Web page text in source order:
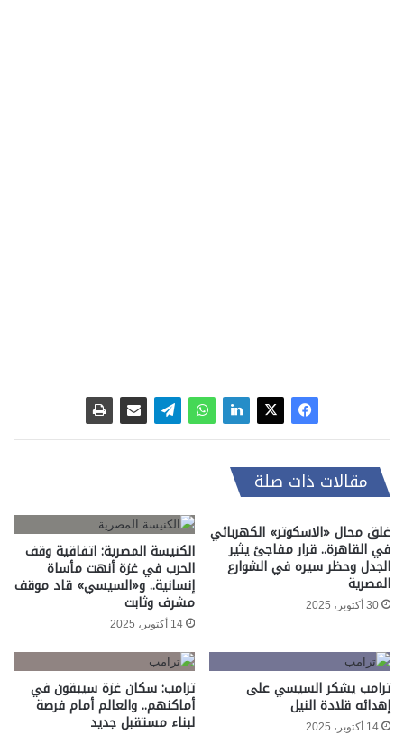
مقالات ذات صلة
غلق محال «الاسكوتر» الكهربائي
في القاهرة.. قرار مفاجئ يثير
الجدل وحظر سيره في الشوارع
المصرية
30 أكتوبر، 2025
الكنيسة المصرية: اتفاقية وقف
الحرب في غزة أنهت مأساة
إنسانية.. و«السيسي» قاد موقف
مشرف وثابت
14 أكتوبر، 2025
ترامب يشكر السيسي على
إهدائه قلادة النيل
14 أكتوبر، 2025
ترامب: سكان غزة سيبقون في
أماكنهم.. والعالم أمام فرصة
لبناء مستقبل جديد